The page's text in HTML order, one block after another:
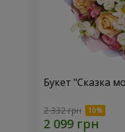
Букет "Сказка
2 332 грн